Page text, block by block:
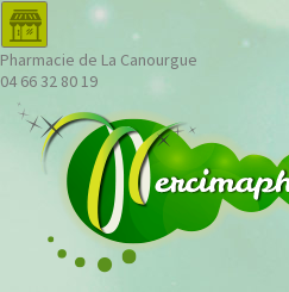
Pharmacie de La Canourgue
04 66 32 80 19